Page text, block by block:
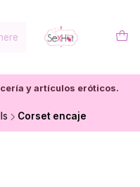
y artículos eróticos.
Corset encaje